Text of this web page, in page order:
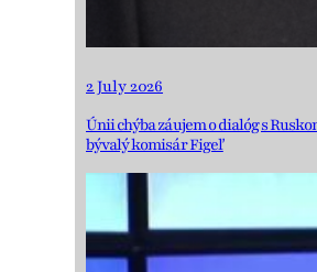
2 July 2026
Únii chýba záujem o dialóg s
bývalý komisár Figeľ